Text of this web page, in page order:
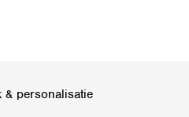
& personalisatie